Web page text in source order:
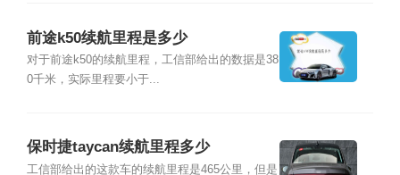
前途k50续航里程是多少
对于前途k50的续航里程，工信部给出的数据是38
0千米，实际里程要小于...
保时捷taycan续航里程多少
工信部给出的这款车的续航里程是465公里，但是